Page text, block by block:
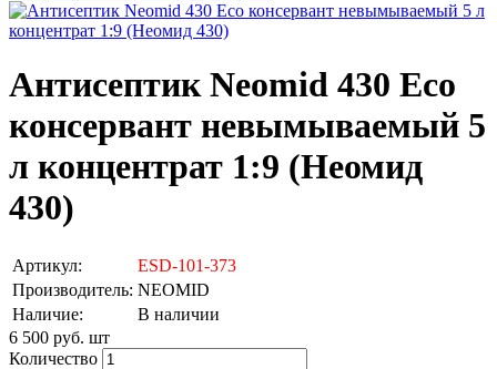
Антисептик Neomid 430 Eco
консервант невымываемый 5
л концентрат 1:9 (Неомид
430)
Артикул:
ESD-101-373
Производитель: NEOMID
Наличие:
В наличии
6 500 руб. шт
Количество